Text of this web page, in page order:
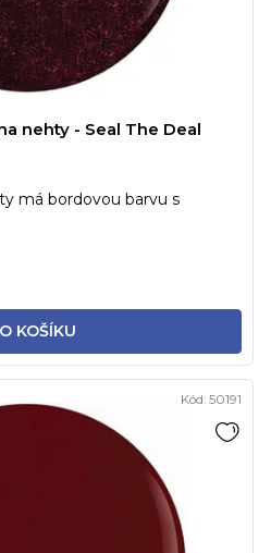
nehty - Seal The Deal
KOŠÍKU
má bordovou barvu s
Kód: 50191